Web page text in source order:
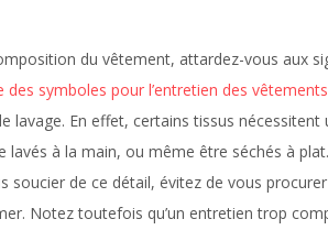
du vêtement, attardez-vous aux
des symboles pour l’entretien des
En effet, certains tissus nécessitent
à la main, ou même être séchés à
de ce détail, évitez de vous
Notez toutefois qu’un entretien trop